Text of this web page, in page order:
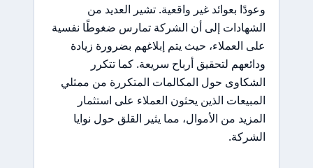
وعودًا بعوائد غير واقعية. تشير العديد من
الشهادات إلى أن الشركة تمارس ضغوطًا نفسية
على العملاء، حيث يتم إبلاغهم بضرورة زيادة
ودائعهم لتحقيق أرباح سريعة. كما تتكرر
الشكاوى حول المكالمات المتكررة من ممثلي
المبيعات الذين يحثون العملاء على استثمار
المزيد من الأموال، مما يثير القلق حول نوايا
الشركة.